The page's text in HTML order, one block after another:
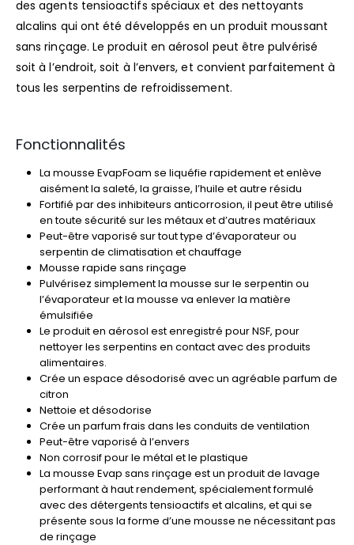
des agents tensioactifs spéciaux et des nettoyants
alcalins qui ont été développés en un produit moussant
sans rinçage. Le produit en aérosol peut être pulvérisé
soit à l’endroit, soit à l’envers, et convient parfaitement à
tous les serpentins de refroidissement.
Fonctionnalités
La mousse EvapFoam se liquéfie rapidement et enlève
aisément la saleté, la graisse, l’huile et autre résidu
Fortifié par des inhibiteurs anticorrosion, il peut être utilisé
en toute sécurité sur les métaux et d’autres matériaux
Peut-être vaporisé sur tout type d’évaporateur ou
serpentin de climatisation et chauffage
Mousse rapide sans rinçage
Pulvérisez simplement la mousse sur le serpentin ou
l’évaporateur et la mousse va enlever la matière
émulsifiée
Le produit en aérosol est enregistré pour NSF, pour
nettoyer les serpentins en contact avec des produits
alimentaires.
Crée un espace désodorisé avec un agréable parfum de
citron
Nettoie et désodorise
Crée un parfum frais dans les conduits de ventilation
Peut-être vaporisé à l’envers
Non corrosif pour le métal et le plastique
La mousse Evap sans rinçage est un produit de lavage
performant à haut rendement, spécialement formulé
avec des détergents tensioactifs et alcalins, et qui se
présente sous la forme d’une mousse ne nécessitant pas
de rinçage